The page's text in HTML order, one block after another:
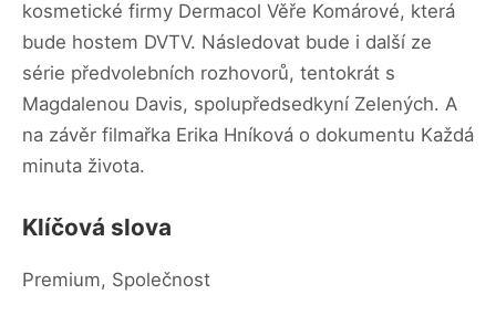
kosmetické firmy Dermacol Věře Komárové, která
bude hostem DVTV. Následovat bude i další ze
série předvolebních rozhovorů, tentokrát s
Magdalenou Davis, spolupředsedkyní Zelených. A
na závěr filmařka Erika Hníková o dokumentu Každá
minuta života.
Klíčová slova
Premium, Společnost